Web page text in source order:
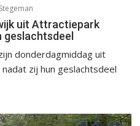
uit Attractiepark
donderdagmiddag uit
zij hun geslachtsdeel